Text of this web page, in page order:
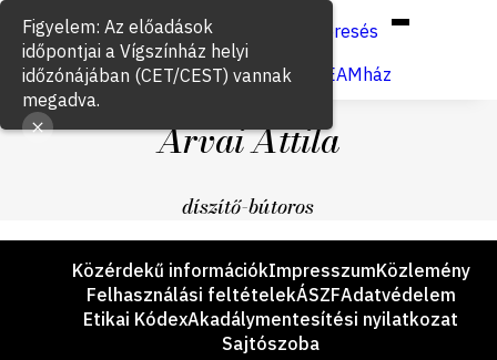
Keresés
Jegyvásárlás
VígSTREAMház
Árvai Attila
díszítő-bútoros
LáblécKözérdekű információkImpresszumKözlemény
Felhasználási feltételekÁSZFAdatvédelem
Etikai KódexAkadálymentesítési nyilatkozat
Sajtószoba
Figyelem: Az előadások
időpontjai a Vígszínház helyi
időzónájában (CET/CEST) vannak
megadva.